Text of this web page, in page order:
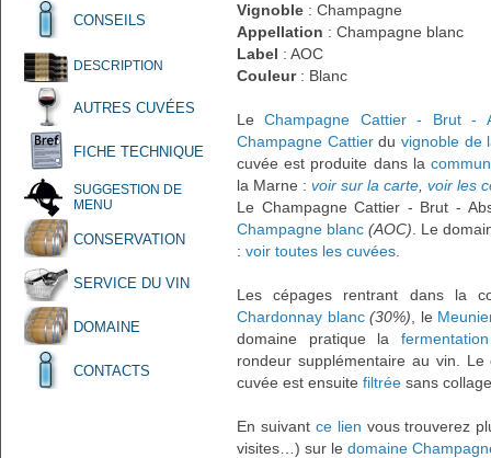
CONSEILS
DESCRIPTION
AUTRES CUVÉES
FICHE TECHNIQUE
SUGGESTION DE
MENU
CONSERVATION
SERVICE DU VIN
DOMAINE
CONTACTS
Vignoble : Champagne
Appellation : Champagne blanc
Label : AOC
Couleur: Blanc
LeChampagne Cattier - Brut -
Champagne Cattierdu vignoble de
cuvée est produite dans la
la Marne : voir sur la carte voir les
Le Champagne Cattier - Brut -
Champagne blanc (AOC) . Le
: voir toutes les cuvées
Les cépages rentrant dans la
Chardonnay blanc (30%) , le
domaine pratique la
rondeur supplémentaire au vin.
cuvée est ensuite filtrée sans
En suivant ce lien vous trouverez
visites…) sur le domaine